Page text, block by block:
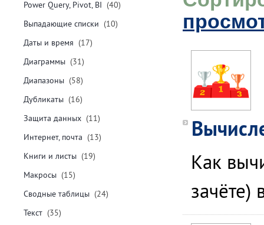
Power Query, Pivot, BI (40)
Выпадающие списки (10)
Даты и время (17)
Диаграммы (31)
Диапазоны (58)
Дубликаты (16)
Защита данных (11)
Интернет, почта (13)
Книги и листы (19)
Макросы (15)
Сводные таблицы (24)
Текст (35)
Как
зачёте)